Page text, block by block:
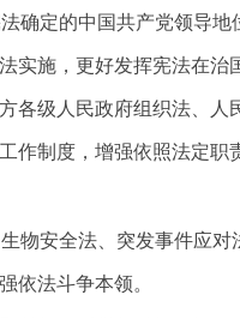
确定的中国共产党领导地
施，更好发挥宪法在治
各级人民政府组织法、人
作制度，增强依照法定职
物安全法、突发事件应对
依法斗争本领。